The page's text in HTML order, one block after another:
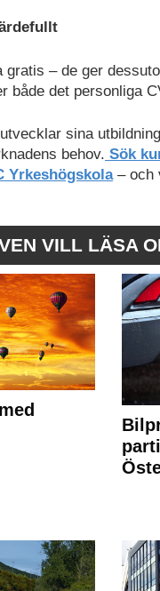
gratis – de ger
både det personliga
sina
behov. Sök
Yrkeshögskola– och
VILL LÄSA